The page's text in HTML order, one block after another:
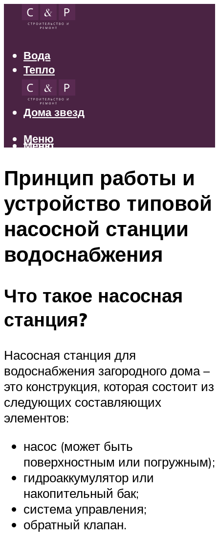
Вода
Тепло
Электрика
Свет
Дома звезд
Меню
Меню
Принцип работы и
устройство типовой
насосной станции
водоснабжения
Что такое насосная
станция?
Насосная станция для
водоснабжения загородного дома –
это конструкция, которая состоит из
следующих составляющих
элементов:
насос (может быть
поверхностным или погружным);
гидроаккумулятор или
накопительный бак;
система управления;
обратный клапан.